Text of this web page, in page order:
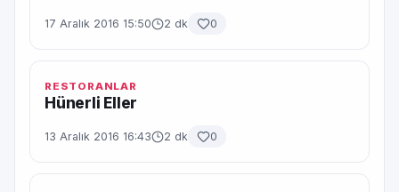
17 Aralık 2016 15:50 2 dk 0
RESTORANLAR
Hünerli Eller
13 Aralık 2016 16:43 2 dk 0